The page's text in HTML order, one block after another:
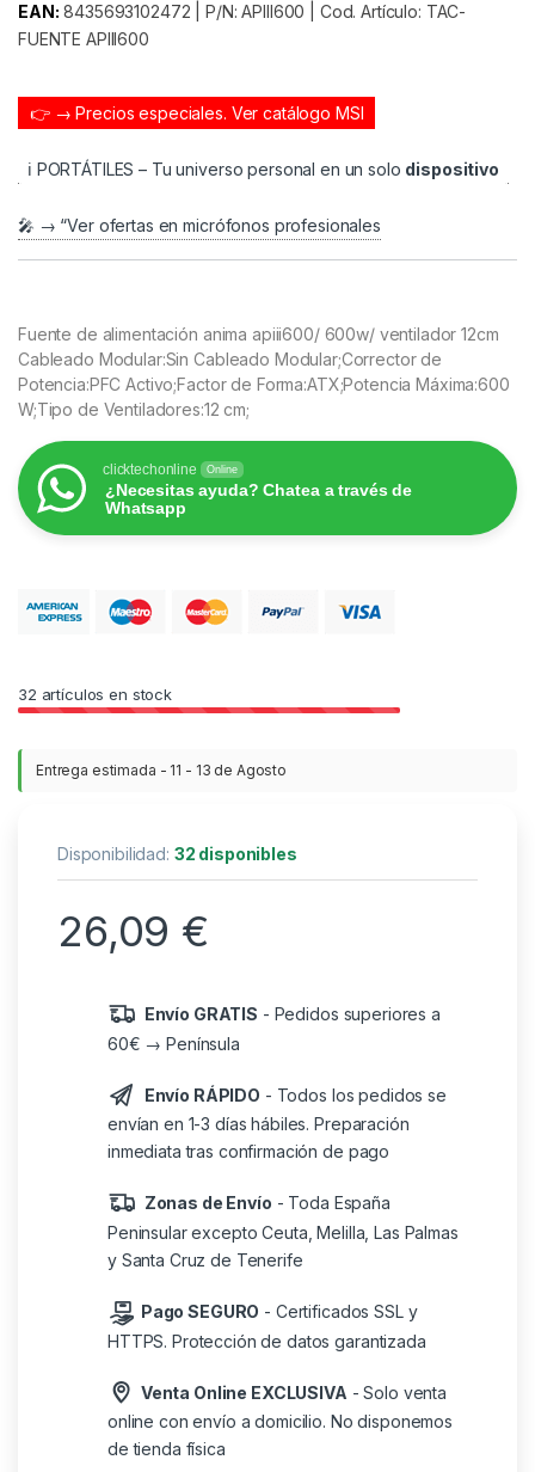
EAN: 8435693102472 | P/N: APIII600 | Cod. Artículo: TAC-
FUENTE APIII600
👉 → Precios especiales. Ver catálogo MSI
ℹ️ PORTÁTILES – Tu universo personal en un solo dispositivo
🎤 → “Ver ofertas en micrófonos profesionales
Fuente de alimentación anima apiii600/ 600w/ ventilador 12cm
Cableado Modular:Sin Cableado Modular;Corrector de
Potencia:PFC Activo;Factor de Forma:ATX;Potencia Máxima:600
W;Tipo de Ventiladores:12 cm;
clicktechonline Online
¿Necesitas ayuda? Chatea a través de
Whatsapp
32 artículos en stock
Entrega estimada - 11 - 13 de Agosto
Disponibilidad: 32 disponibles
26,09 €
Envío GRATIS - Pedidos superiores a
60€ → Península
Envío RÁPIDO - Todos los pedidos se
envían en 1-3 días hábiles. Preparación
inmediata tras confirmación de pago
Zonas de Envío - Toda España
Peninsular excepto Ceuta, Melilla, Las Palmas
y Santa Cruz de Tenerife
Pago SEGURO - Certificados SSL y
HTTPS. Protección de datos garantizada
Venta Online EXCLUSIVA - Solo venta
online con envío a domicilio. No disponemos
de tienda física